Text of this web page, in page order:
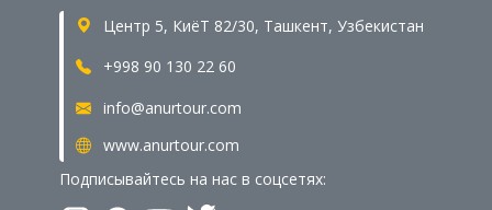
Центр 5, КиёТ 82/30, Ташкент, Узбекистан
+998 90 130 22 60
info@anurtour.com
www.anurtour.com
Подписывайтесь на нас в соцсетях: